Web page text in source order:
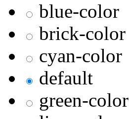
blue-color
brick-color
cyan-color
default
green-color